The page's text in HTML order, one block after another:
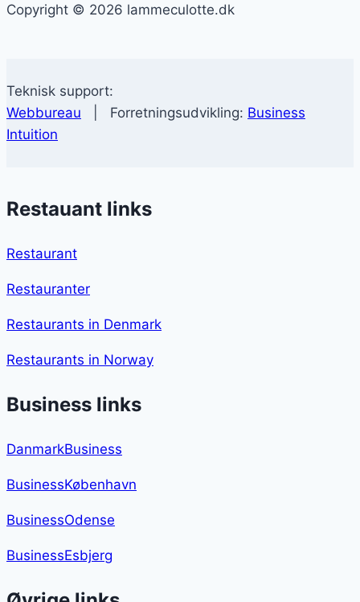
Copyright © 2026 lammeculotte.dk
Teknisk support:
Webbureau | Forretningsudvikling: Business
Intuition
Restauant links
Restaurant
Restauranter
Restaurants in Denmark
Restaurants in Norway
Business links
DanmarkBusiness
BusinessKøbenhavn
BusinessOdense
BusinessEsbjerg